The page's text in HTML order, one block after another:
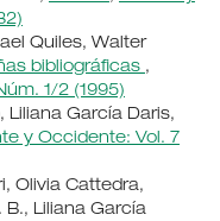
Quiles, Walter
bibliográficas ,
1/2 (1995)
Liliana García Daris,
y Occidente: Vol. 7
Olivia Cattedra,
B., Liliana García